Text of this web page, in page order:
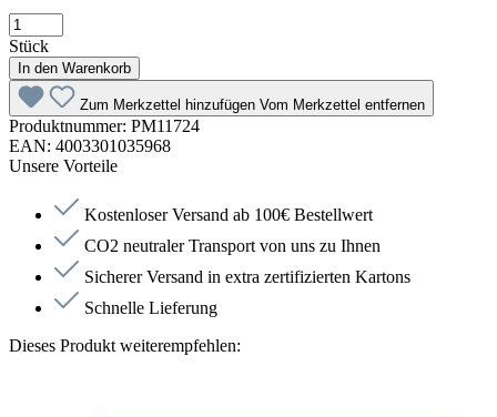
Stück
In den Warenkorb
Zum Merkzettel hinzufügen Vom Merkzettel entfernen
Produktnummer: PM11724
EAN: 4003301035968
Unsere Vorteile
Kostenloser Versand ab 100€ Bestellwert
CO2 neutraler Transport von uns zu Ihnen
Sicherer Versand in extra zertifizierten Kartons
Schnelle Lieferung
Dieses Produkt weiterempfehlen: